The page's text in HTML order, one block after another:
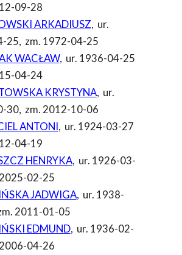
09-28
ARKADIUSZ, ur.
25, zm. 1972-04-25
WACŁAW, ur. 1936-04-25
04-24
KRYSTYNA, ur.
30, zm. 2012-10-06
ANTONI, ur. 1924-03-27
04-19
HENRYKA, ur. 1926-03-
02-25
JADWIGA, ur. 1938-
2011-01-05
EDMUND, ur. 1936-02-
04-26